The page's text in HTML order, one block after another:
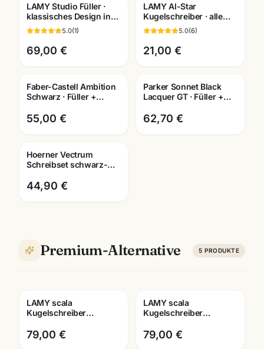
Gratis Gravur
LAMY Studio Füller ·
klassisches Design in
10 Farben · mit
Lasergravur
5.0(1)
69,00 €
Gratis Gravur
LAMY Al-Star
Kugelschreiber · alle
Farben +
Sondereditionen ·
Schreibgeräte
Mannheim
5.0(6)
21,00 €
Faber-Castell Ambition
Schwarz · Füller +
Kugelschreiber · mit
Lasergravur
55,00 €
Gravur
Parker Sonnet Black
Lacquer GT · Füller +
· Schreibset
62,70 €
Gravur
Hoerner Vectrum
Schreibset schwarz-
Füller/Tintenroller/Kugelschreiber
wählbar
44,90 €
Premium-Alternative 5 PRODUKTE
Gravur
LAMY scala
Kugelschreiber
Ballpoint ·
Schreibgeräte
79,00 €
Gravur
LAMY scala
Kugelschreiber
Limited ·
Druckmechanik ·
79,00 €